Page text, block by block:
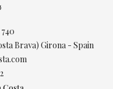
Brava) Girona - Spain